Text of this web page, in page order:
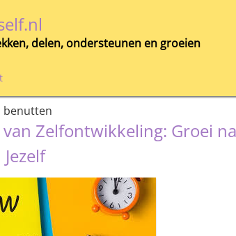
delen, ondersteunen en groeien
benutten
Zelfontwikkeling: Groei